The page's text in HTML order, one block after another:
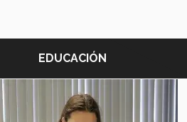
EDUCACIÓN